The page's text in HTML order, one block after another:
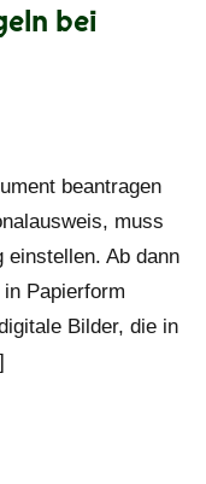
bei
beantragen
muss
einstellen. Ab dann
Papierform
Bilder, die in